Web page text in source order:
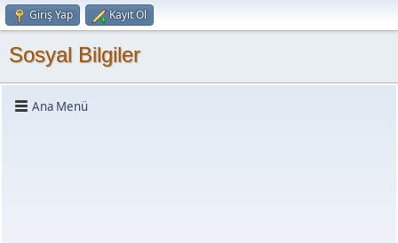
Giriş Yap Kayıt Ol
Sosyal Bilgiler
Ana Menü